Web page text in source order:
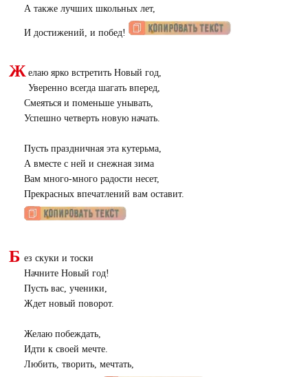
А также лучших школьных лет,
И достижений, и побед!
Ж елаю ярко встретить Новый год,
Уверенно всегда шагать вперед,
Смеяться и поменьше унывать,
Успешно четверть новую начать.
Пусть праздничная эта кутерьма,
А вместе с ней и снежная зима
Вам много-много радости несет,
Прекрасных впечатлений вам оставит.
Б ез скуки и тоски
Начните Новый год!
Пусть вас, ученики,
Ждет новый поворот.
Желаю побеждать,
Идти к своей мечте.
Любить, творить, мечтать,